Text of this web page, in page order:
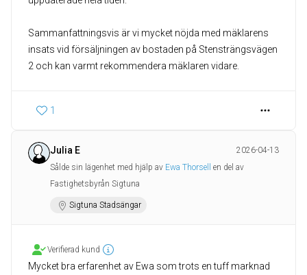
Sammanfattningsvis är vi mycket nöjda med mäklarens
insats vid försäljningen av bostaden på Stensträngsvägen
2 och kan varmt rekommendera mäklaren vidare.
1
Julia E
2026-04-13
Sålde sin lägenhet med hjälp av Ewa Thorsell
en del av
Fastighetsbyrån Sigtuna
Sigtuna Stadsängar
Verifierad kund
Mycket bra erfarenhet av Ewa som trots en tuff marknad